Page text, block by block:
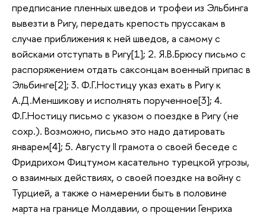
предписание пленных шведов и трофеи из Эльбинга
вывезти в Ригу, передать крепость пруссакам в
случае приближения к ней шведов, а самому с
войсками отступать в Ригу[1]; 2. Я.В.Брюсу письмо с
распоряжением отдать саксонцам военный припас в
Эльбинге[2]; 3. Ф.Г.Ностицу указ ехать в Ригу к
А.Д.Меншикову и исполнять порученное[3]; 4.
Ф.Г.Ностицу письмо с указом о поездке в Ригу (не
сохр.). Возможно, письмо это надо датировать
январем[4]; 5. Августу II грамота о своей беседе с
Фридрихом Фицтумом касательно турецкой угрозы,
о взаимных действиях, о своей поездке на войну с
Турцией, а также о намерении быть в половине
марта на границе Молдавии, о прощении Генриха